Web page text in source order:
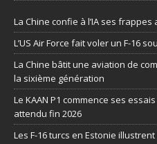
La Chine confie à l’IA ses
L’US Air Force fait voler un F-16
La Chine bâtit une aviation de
la sixième génération
Le KAAN P1 commence ses
attendu fin 2026
Les F-16 turcs en Estonie